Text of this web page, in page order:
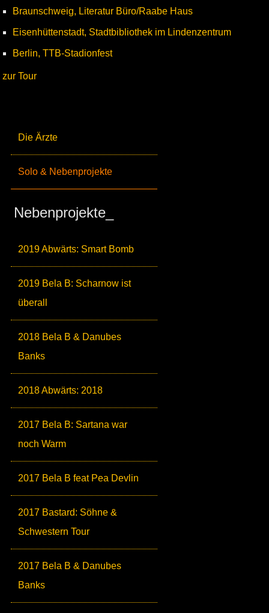
Die Ärzte
Solo & Nebenprojekte
Nebenprojekte_
2019 Abwärts: Smart Bomb
2019 Bela B: Scharnow ist
überall
2018 Bela B & Danubes
Banks
2018 Abwärts: 2018
2017 Bela B: Sartana war
noch Warm
2017 Bela B feat Pea Devlin
2017 Bastard: Söhne &
Schwestern Tour
2017 Bela B & Danubes
Banks
Braunschweig, Literatur Büro/Raabe Haus
Eisenhüttenstadt, Stadtbibliothek im Lindenzentrum
Berlin, TTB-Stadionfest
zur Tour